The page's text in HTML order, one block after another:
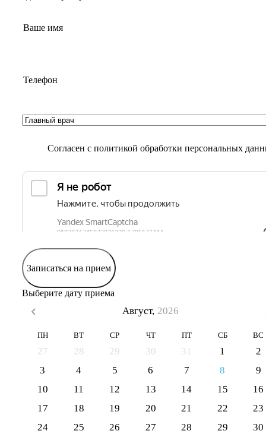
Согласен с политикой обработки персональных
Записаться на прием
Выберите дату приема
Август, 2026
ПН ВТ СР ЧТ ПТ СБ ВС
27 28 29 30 31 1
2
3
4 5 6 7 8
9
10
11 12 13 14 15
16
17
18 19 20 21 22
23
24
25 26 27 28 29
30